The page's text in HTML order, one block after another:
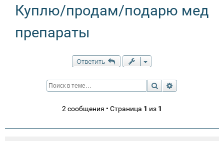
Куплю/продам/подарю мед
препараты
Ответить
Поиск
2 сообщения • Страница 1 из 1